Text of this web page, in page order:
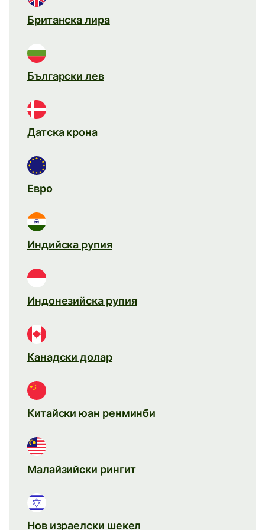
Британска лира
Български лев
Датска крона
Евро
Индийска рупия
Индонезийска рупия
Канадски долар
Китайски юан ренминби
Малайзийски рингит
Нов израелски шекел